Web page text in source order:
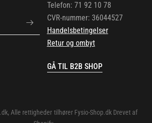
Telefon: 71 92 10 78
CVR-nummer: 36044527
Handelsbetingelser
Retur og ombyt
GÅ TIL B2B SHOP
Alle rettigheder tilhører Fysio-Shop.dk Drevet af